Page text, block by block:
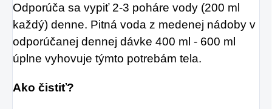
Odporúča sa vypiť 2-3 poháre vody (200 ml
každý) denne. Pitná voda z medenej nádoby v
odporúčanej dennej dávke 400 ml - 600 ml
úplne vyhovuje týmto potrebám tela.
Ako čistiť?